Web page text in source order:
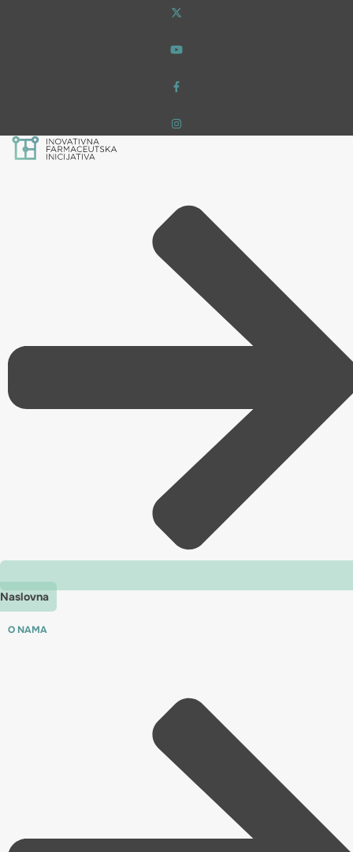
Naslovna
O NAMA